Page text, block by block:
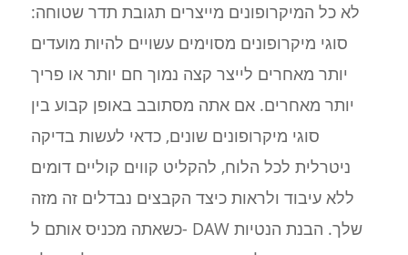
לא כל המיקרופונים מייצרים תגובת תדר שטוחה:
סוגי מיקרופונים מסוימים עשויים להיות מועדים
יותר מאחרים לייצר קצה נמוך חם יותר או פריך
יותר מאחרים. אם אתה מסתובב באופן קבוע בין
סוגי מיקרופונים שונים, כדאי לעשות בדיקה
ניטרלית לכל הלוח, להקליט קווים קוליים דומים
ללא עיבוד ולראות כיצד הקבצים נבדלים זה מזה
כשאתה מכניס אותם ל- DAW שלך. הבנת הנטיות